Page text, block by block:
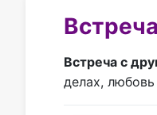
Встреча с
делах,